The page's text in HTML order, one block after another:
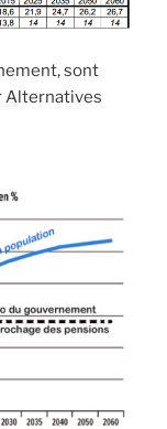
sont
Alternatives